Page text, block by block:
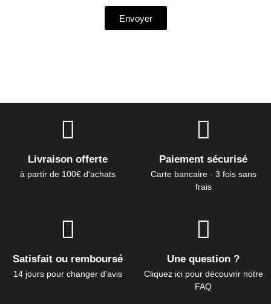
Envoyer
Livraison offerte
à partir de 100€ d'achats
Paiement sécurisé
Carte bancaire - 3 fois sans
frais
Satisfait ou remboursé
14 jours pour changer d'avis
Une question ?
Cliquez ici pour découvrir notre
FAQ